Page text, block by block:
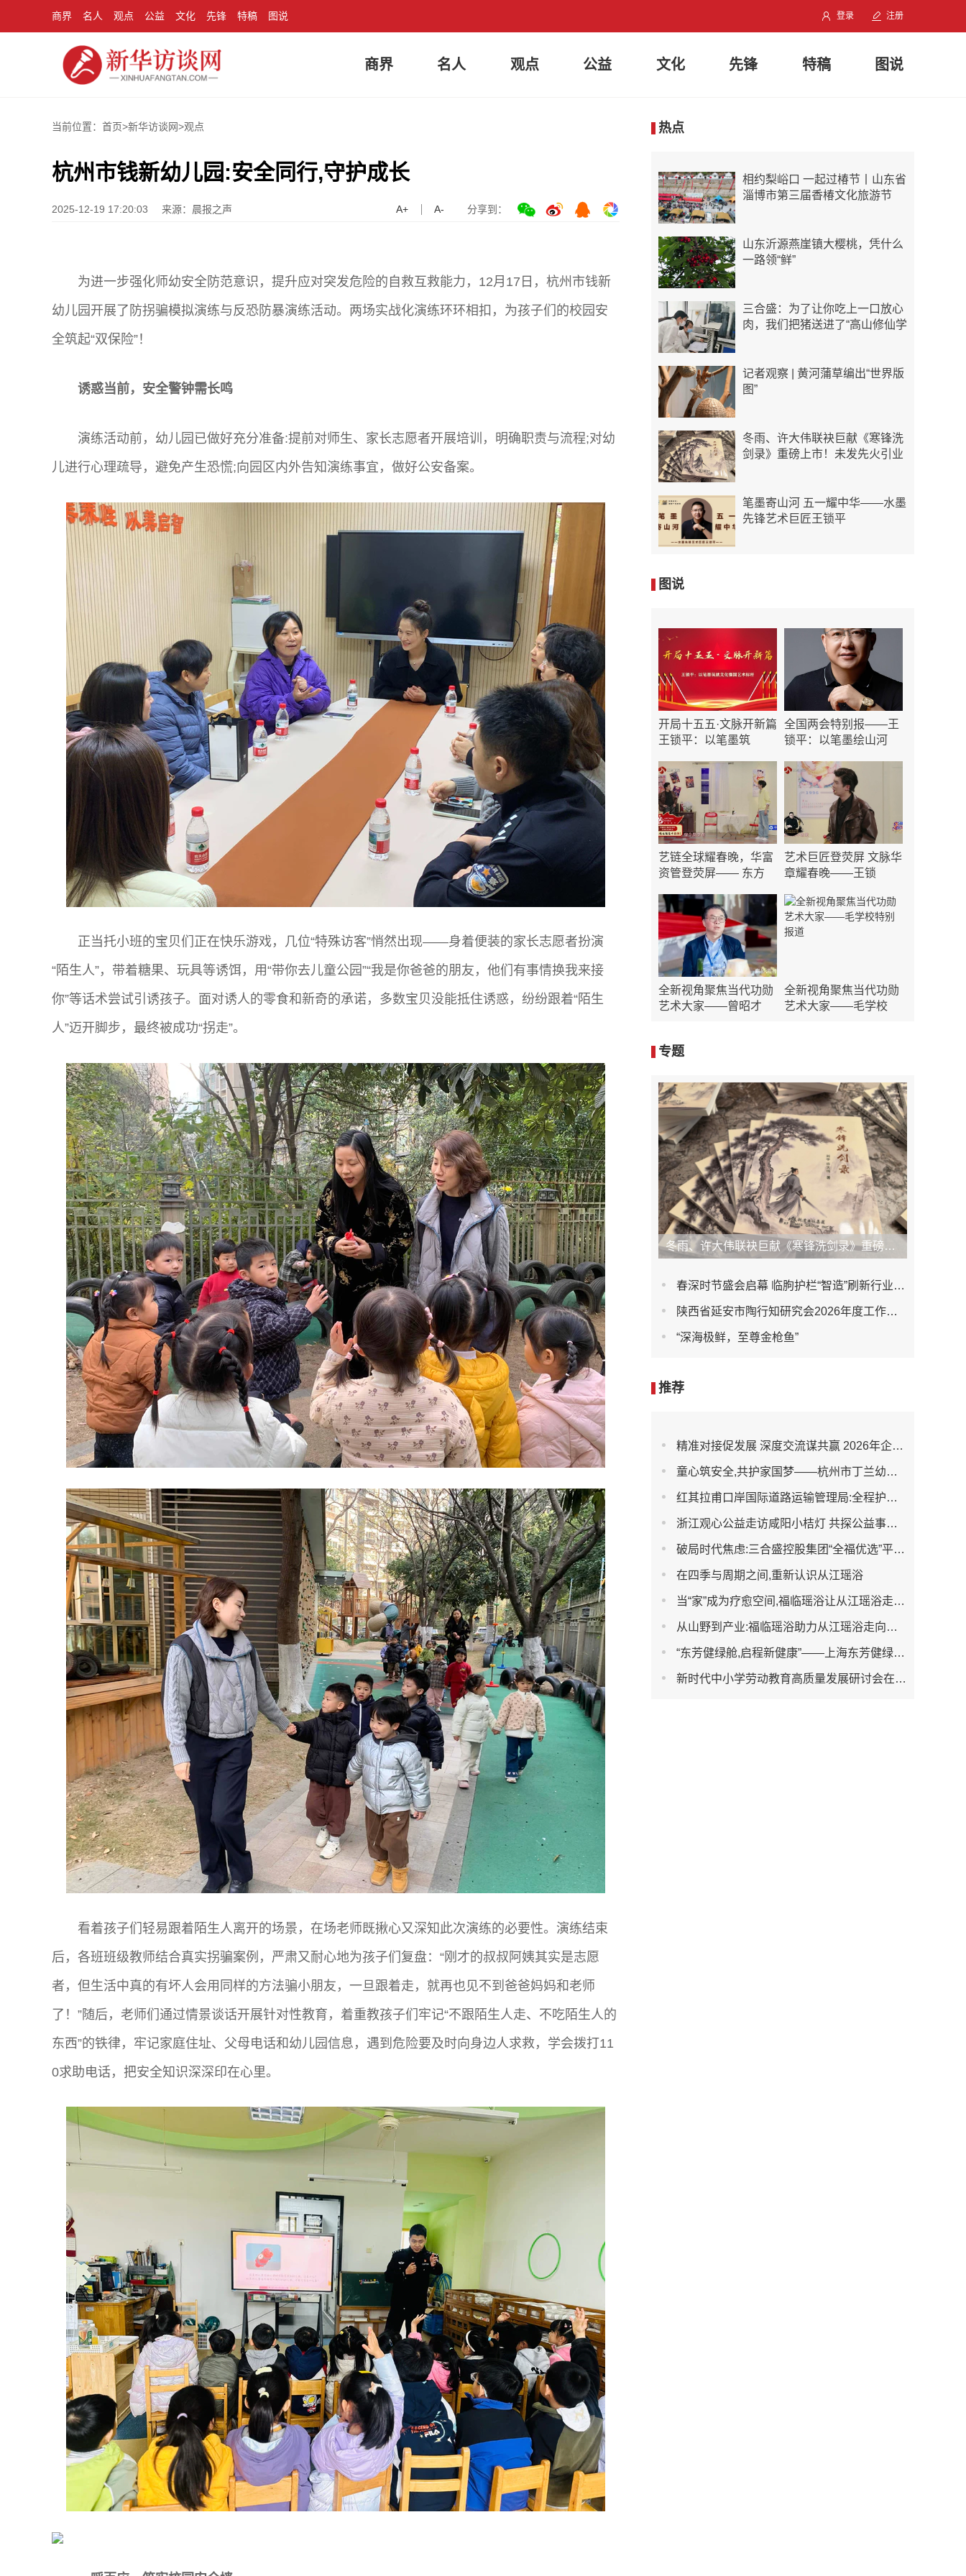
商界 名人 观点 公益 文化 先锋 特稿 图说 登录 注册
商界 名人 观点 公益 文化 先锋 特稿 图说
当前位置：首页>新华访谈网>观点
杭州市钱新幼儿园:安全同行,守护成长
2025-12-19 17:20:03 来源：晨报之声 分享到：
A+ A-
为进一步强化师幼安全防范意识，提升应对突发危险的自救互救能力，12月17日，杭州市钱新
幼儿园开展了防拐骗模拟演练与反恐防暴演练活动。两场实战化演练环环相扣，为孩子们的校园安
全筑起“双保险”！
诱惑当前，安全警钟需长鸣
演练活动前，幼儿园已做好充分准备:提前对师生、家长志愿者开展培训，明确职责与流程;对幼
儿进行心理疏导，避免产生恐慌;向园区内外告知演练事宜，做好公安备案。
正当托小班的宝贝们正在快乐游戏，几位“特殊访客”悄然出现——身着便装的家长志愿者扮演
“陌生人”，带着糖果、玩具等诱饵，用“带你去儿童公园”“我是你爸爸的朋友，他们有事情换我来接
你”等话术尝试引诱孩子。面对诱人的零食和新奇的承诺，多数宝贝没能抵住诱惑，纷纷跟着“陌生
人”迈开脚步，最终被成功“拐走”。
看着孩子们轻易跟着陌生人离开的场景，在场老师既揪心又深知此次演练的必要性。演练结束
后，各班班级教师结合真实拐骗案例，严肃又耐心地为孩子们复盘：“刚才的叔叔阿姨其实是志愿
者，但生活中真的有坏人会用同样的方法骗小朋友，一旦跟着走，就再也见不到爸爸妈妈和老师
了！”随后，老师们通过情景谈话开展针对性教育，着重教孩子们牢记“不跟陌生人走、不吃陌生人的
东西”的铁律，牢记家庭住址、父母电话和幼儿园信息，遇到危险要及时向身边人求救，学会拨打11
0求助电话，把安全知识深深印在心里。
热点
相约梨峪口 一起过椿节丨山东省
淄博市第三届香椿文化旅游节
山东沂源燕崖镇大樱桃，凭什么
一路领“鲜”
三合盛：为了让你吃上一口放心
肉，我们把猪送进了“高山修仙学
记者观察 | 黄河蒲草编出“世界版
图”
冬雨、许大伟联袂巨献《寒锋洗
剑录》重磅上市！未发先火引业
笔墨寄山河 五一耀中华——水墨
先锋艺术巨匠王锁平
图说
开局十五五·文脉开新篇
王锁平：以笔墨筑
全国两会特别报——王
锁平：以笔墨绘山河
艺链全球耀春晚，华富
资管登荧屏—— 东方
艺术巨匠登荧屏 文脉华
章耀春晚——王锁
全新视角聚焦当代功勋
艺术大家——曾昭才
全新视角聚焦当代功勋
艺术大家——毛学校
专题
冬雨、许大伟联袂巨献《寒锋洗剑录》重磅上市！未发先火引业界瞩目，丹心侠骨再掀武侠热潮
春深时节盛会启幕 临朐护栏“智造”刷新行业新高度
陕西省延安市陶行知研究会2026年度工作会议召开
“深海极鲜，至尊金枪鱼”
推荐
精准对接促发展 深度交流谋共赢 2026年企业投融资交流活动第二期圆满举行
童心筑安全,共护家国梦——杭州市丁兰幼儿园全民国家安全教育日宣传活动
红其拉甫口岸国际道路运输管理局:全程护航大件设备出境 筑牢跨境运输安全防线
浙江观心公益走访咸阳小桔灯 共探公益事业可持续发展新路径
破局时代焦虑:三合盛控股集团“全福优选”平台正式启航
在四季与周期之间,重新认识从江瑶浴
当“家”成为疗愈空间,福临瑶浴让从江瑶浴走进日常生活
从山野到产业:福临瑶浴助力从江瑶浴走向共赢之路
“东芳健绿舱,启程新健康”——上海东芳健绿AI智能养身舱品牌发布会圆满成功
新时代中小学劳动教育高质量发展研讨会在杭州濮家小学教育集团笕新校区举办